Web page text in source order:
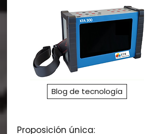
Blog de tecnología
Proposición única: